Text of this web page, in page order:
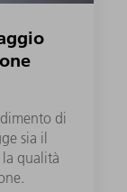
di
sia il
qualità